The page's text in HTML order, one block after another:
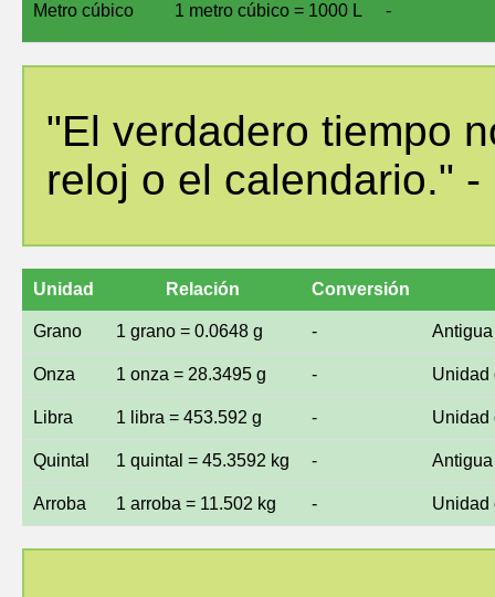
Metro cúbico 1 metro cúbico = 1000 L -
"El verdadero tiempo
reloj o el calendario." -
Unidad Relación Conversión
Grano 1 grano = 0.0648 g -
Onza 1 onza = 28.3495 g - Unidad
Libra 1 libra = 453.592 g - Unidad
Quintal 1 quintal = 45.3592 kg -
Arroba 1 arroba = 11.502 kg - Unidad